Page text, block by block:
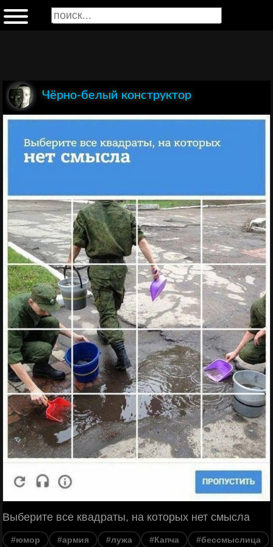
Чёрно-белый конструктор
Выберите все квадраты, на которых нет смысла
#юмор #армия #лужа #Капча #бессмыслица